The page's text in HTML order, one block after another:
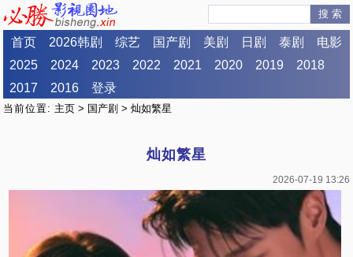
搜 索
首页 2026韩剧 综艺 国产剧 美剧 日剧 泰剧
电影
2025
2024 2023 2022 2021 2020 2019
2018
2017
2016 登录
当前位置: 主页 > 国产剧 > 灿如繁星
灿如繁星
2026-07-19 13:26